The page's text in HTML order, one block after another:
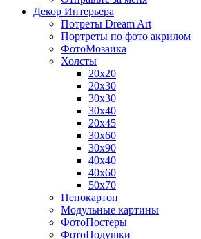
Декор Интерьера
Потреты Dream Art
Портреты по фото акрилом
ФотоМозаика
Холсты
20х20
20х30
30х30
30х40
20х45
30х60
30х90
40х40
40х60
50х70
Пенокартон
Модульные картины
ФотоПостеры
ФотоПодушки